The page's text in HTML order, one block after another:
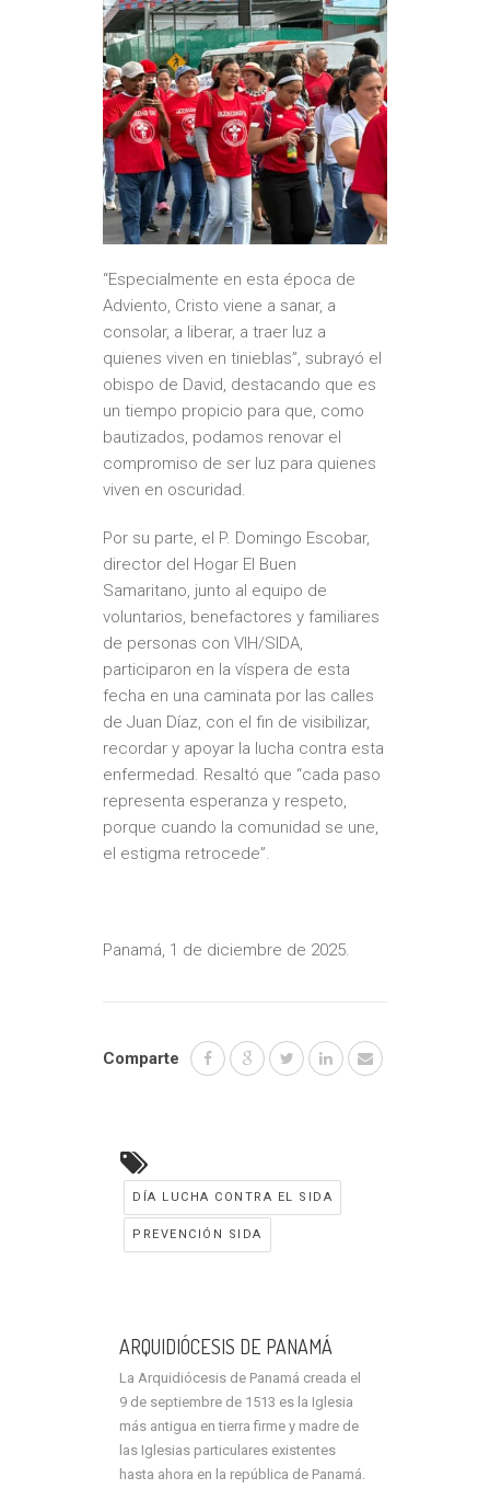
“Especialmente en esta época de
Adviento, Cristo viene a sanar, a
consolar, a liberar, a traer luz a
quienes viven en tinieblas”, subrayó el
obispo de David, destacando que es
un tiempo propicio para que, como
bautizados, podamos renovar el
compromiso de ser luz para quienes
viven en oscuridad.
Por su parte, el P. Domingo Escobar,
director del Hogar El Buen
Samaritano, junto al equipo de
voluntarios, benefactores y familiares
de personas con VIH/SIDA,
participaron en la víspera de esta
fecha en una caminata por las calles
de Juan Díaz, con el fin de visibilizar,
recordar y apoyar la lucha contra esta
enfermedad. Resaltó que “cada paso
representa esperanza y respeto,
porque cuando la comunidad se une,
el estigma retrocede”.
Panamá, 1 de diciembre de 2025.
Comparte
DÍA LUCHA CONTRA EL SIDA
PREVENCIÓN SIDA
ARQUIDIÓCESIS DE PANAMÁ
La Arquidiócesis de Panamá creada el
9 de septiembre de 1513 es la Iglesia
más antigua en tierra firme y madre de
las Iglesias particulares existentes
hasta ahora en la república de Panamá.